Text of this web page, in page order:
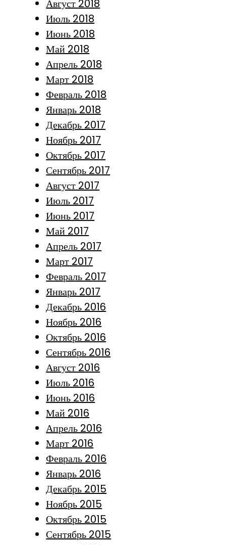
Август 2018
Июль 2018
Июнь 2018
Май 2018
Апрель 2018
Март 2018
Февраль 2018
Январь 2018
Декабрь 2017
Ноябрь 2017
Октябрь 2017
Сентябрь 2017
Август 2017
Июль 2017
Июнь 2017
Май 2017
Апрель 2017
Март 2017
Февраль 2017
Январь 2017
Декабрь 2016
Ноябрь 2016
Октябрь 2016
Сентябрь 2016
Август 2016
Июль 2016
Июнь 2016
Май 2016
Апрель 2016
Март 2016
Февраль 2016
Январь 2016
Декабрь 2015
Ноябрь 2015
Октябрь 2015
Сентябрь 2015